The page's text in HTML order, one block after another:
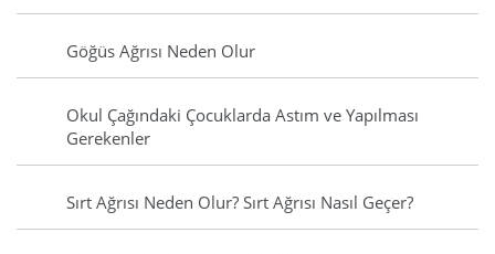
Göğüs Ağrısı Neden Olur
Okul Çağındaki Çocuklarda Astım ve Yapılması
Gerekenler
Sırt Ağrısı Neden Olur? Sırt Ağrısı Nasıl Geçer?